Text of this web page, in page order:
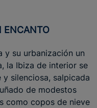
ENCANTO
y su urbanización un
la Ibiza de interior se
y silenciosa, salpicada
de modestos
como copos de nieve